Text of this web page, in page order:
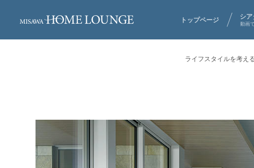
トップページ シ
動画
ライフスタイルを考え